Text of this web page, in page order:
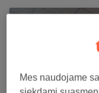
Mes naudojame